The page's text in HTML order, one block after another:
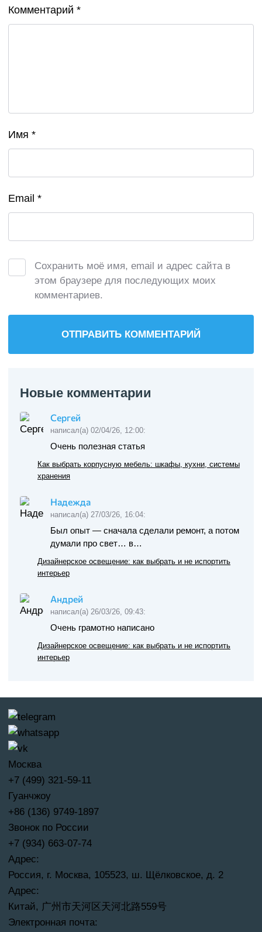
Новые комментарии
Сергей
написал(а) 02/04/26, 12:00:
Очень полезная статья
Как выбрать корпусную мебель: шкафы, кухни, системы
хранения
Надежда
написал(а) 27/03/26, 16:04:
Был опыт — сначала сделали ремонт, а потом
думали про свет… в…
Дизайнерское освещение: как выбрать и не испортить
интерьер
Андрей
написал(а) 26/03/26, 09:43:
Очень грамотно написано
Дизайнерское освещение: как выбрать и не испортить
интерьер
Комментарий *
Имя *
Email *
Сохранить моё имя, email и адрес сайта в
этом браузере для последующих моих
комментариев.
Москва
+7 (499) 321-59-11
Гуанчжоу
+86 (136) 9749-1897
Звонок по России
+7 (934) 663-07-74
Адрес:
Россия, г. Москва, 105523, ш. Щёлковское, д. 2
Адрес:
Китай, 广州市天河区天河北路559号
Электронная почта: